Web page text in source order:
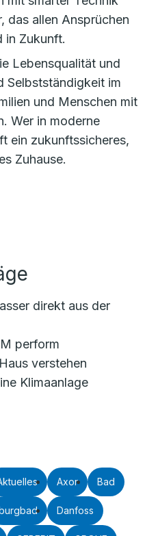
das allen Ansprüchen
in Zukunft.
Lebensqualität und
Selbstständigkeit im
und Menschen mit
Wer in moderne
ein zukunftssicheres,
Zuhause.
direkt aus der
perform
verstehen
Klimaanlage
Axor Bad
Danfoss